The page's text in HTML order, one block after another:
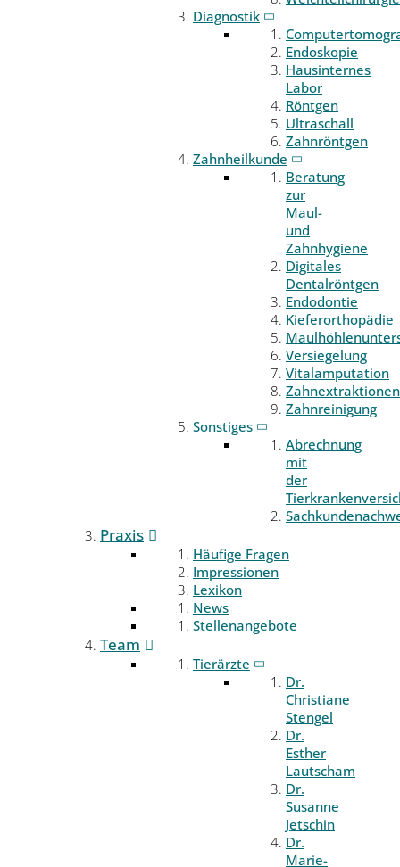
Diagnostik
Endoskopie
Hausinternes
Labor
Röntgen
Ultraschall
Zahnröntgen
Zahnheilkunde
Beratung
zur
Maul-
und
Zahnhygiene
Digitales
Dentalröntgen
Endodontie
Kieferorthopädie
Versiegelung
Vitalamputation
Zahnextraktionen
Zahnreinigung
Sonstiges
Abrechnung
mit
der
Praxis
Häufige Fragen
Impressionen
Lexikon
News
Stellenangebote
Team
Tierärzte
Dr.
Christiane
Stengel
Dr.
Esther
Lautscham
Dr.
Susanne
Jetschin
Dr.
Marie-